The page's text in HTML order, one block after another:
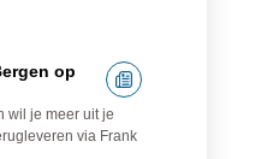
op
wil je meer uit je
via Frank